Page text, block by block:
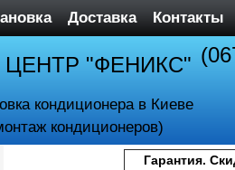
Доставка Контакты
ЦЕНТР "ФЕНИКС"
кондиционера в Киеве
кондиционеров)
Гарантия.